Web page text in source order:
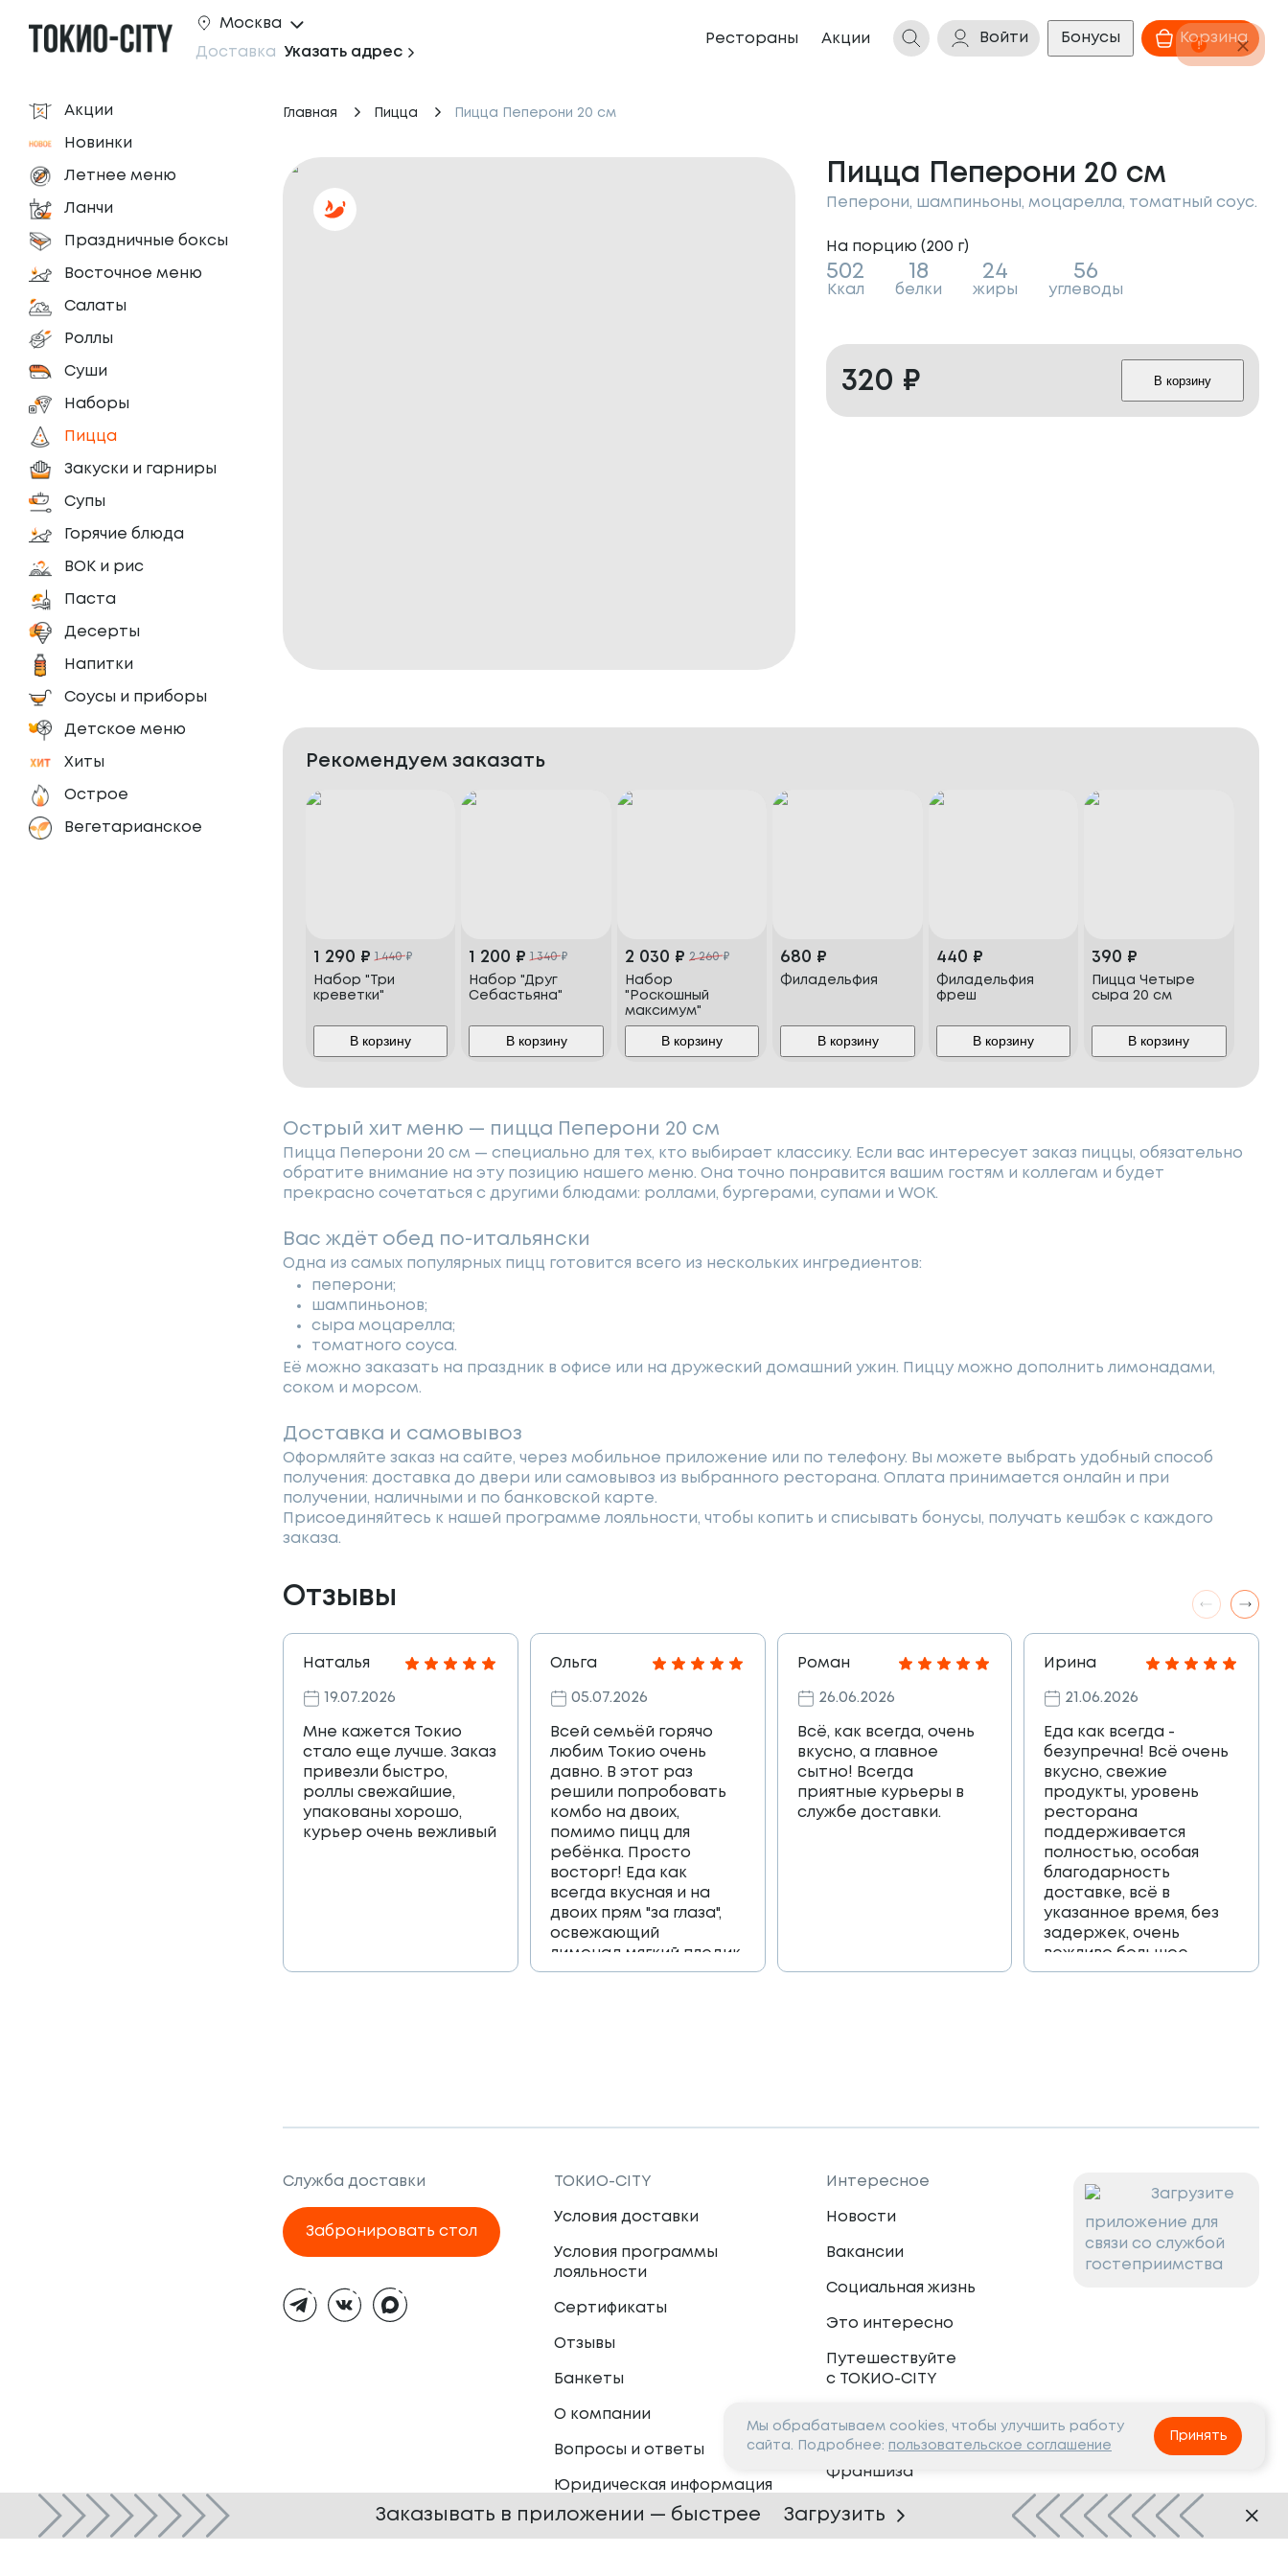
Москва
Доставка Указать адрес
Рестораны Акции Войти Бонусы Корзина
Акции
Новинки
Летнее меню
Ланчи
Праздничные боксы
Восточное меню
Салаты
Роллы
Суши
Наборы
Пицца
Закуски и гарниры
Супы
Горячие блюда
ВОК и рис
Паста
Десерты
Напитки
Соусы и приборы
Детское меню
Хиты
Острое
Вегетарианское
Главная Пицца Пицца Пеперони 20 см
Пицца Пеперони 20 см
Пеперони, шампиньоны, моцарелла, томатный соус.
На порцию (200 г)
502
Ккал
18
белки
24
жиры
56
углеводы
320 ₽ В корзину
Рекомендуем заказать
1 290 ₽ 1 440₽
Набор "Три
креветки"
В корзину
1 200 ₽ 1 340₽
Набор "Друг
Себастьяна"
В корзину
2 030 ₽ 2 260₽
Набор
"Роскошный
максимум"
В корзину
680 ₽
Филадельфия
В корзину
440 ₽
Филадельфия
фреш
В корзину
390 ₽
Пицца Четыре
сыра 20 см
В корзину
Острый хит меню — пицца Пеперони 20 см
Пицца Пеперони 20 см — специально для тех, кто выбирает классику. Если вас интересует заказ пиццы, обязательно
обратите внимание на эту позицию нашего меню. Она точно понравится вашим гостям и коллегам и будет
прекрасно сочетаться с другими блюдами: роллами, бургерами, супами и WOK.
Вас ждёт обед по-итальянски
Одна из самых популярных пицц готовится всего из нескольких ингредиентов:
пеперони;
шампиньонов;
сыра моцарелла;
томатного соуса.
Её можно заказать на праздник в офисе или на дружеский домашний ужин. Пиццу можно дополнить лимонадами,
соком и морсом.
Доставка и самовывоз
Оформляйте заказ на сайте, через мобильное приложение или по телефону. Вы можете выбрать удобный способ
получения: доставка до двери или самовывоз из выбранного ресторана. Оплата принимается онлайн и при
получении, наличными и по банковской карте.
Присоединяйтесь к нашей программе лояльности, чтобы копить и списывать бонусы, получать кешбэк с каждого
заказа.
Отзывы
Наталья
19.07.2026
Мне кажется Токио
стало еще лучше. Заказ
привезли быстро,
роллы свежайшие,
упакованы хорошо,
курьер очень вежливый
Ольга
05.07.2026
Всей семьёй горячо
любим Токио очень
давно. В этот раз
решили попробовать
комбо на двоих,
помимо пицц для
ребёнка. Просто
восторг! Еда как
всегда вкусная и на
двоих прям "за глаза",
освежающий
лимонад,мягкий пледик
для пикника,и коробка
Роман
26.06.2026
Всё, как всегда, очень
вкусно, а главное
сытно! Всегда
приятные курьеры в
службе доставки.
Ирина
21.06.2026
Еда как всегда -
безупречна! Всё очень
вкусно, свежие
продукты, уровень
ресторана
поддерживается
полностью, особая
благодарность
доставке, всё в
указанное время, без
задержек, очень
вежливо большое
спасибо!!!
Служба доставки
Забронировать стол
тема
ТОКИО-CITY
Условия доставки
Условия программы
лояльности
Сертификаты
Отзывы
Банкеты
О компании
Вопросы и ответы
Юридическая информация
Интересное
Новости
Вакансии
Социальная жизнь
Это интересно
Путешествуйте
с ТОКИО-CITY
Партнёрам
Франшиза
Сотрудничество
Загрузите
приложение для
связи со службой
гостеприимства
Мы обрабатываем cookies, чтобы улучшить работу
сайта. Подробнее: пользовательское соглашение
Принять
Заказывать в приложении — быстрее Загрузить